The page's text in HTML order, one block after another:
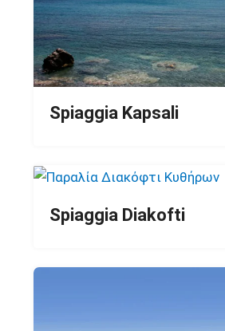
Spiaggia Kapsali
Spiaggia Diakofti